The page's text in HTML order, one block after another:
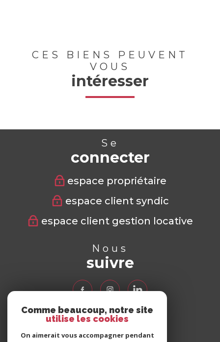
CES BIENS PEUVENT
VOUS
intéresser
Se
connecter
espace propriétaire
espace client syndic
espace client gestion locative
Nous
suivre
Nous
adhérons
Comme beaucoup, notre site
utilise les cookies
On aimerait vous accompagner pendant